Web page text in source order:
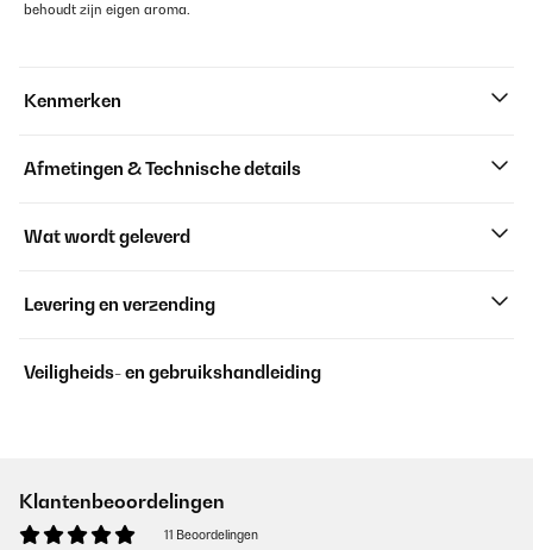
behoudt zijn eigen aroma.
Kenmerken
Afmetingen & Technische details
Wat wordt geleverd
Levering en verzending
Veiligheids- en gebruikshandleiding
Klantenbeoordelingen
11 Beoordelingen